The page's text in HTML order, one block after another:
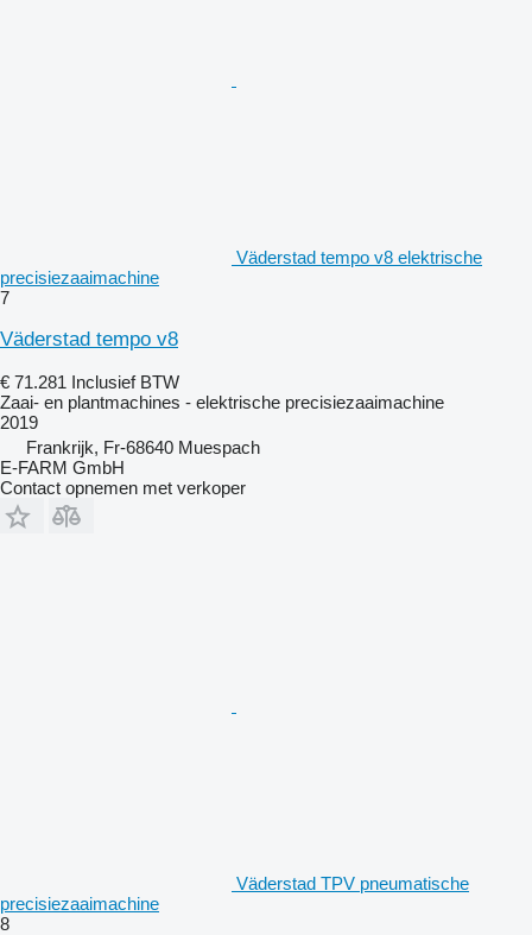
Väderstad tempo v8 elektrische
precisiezaaimachine
7
Väderstad tempo v8
€ 71.281 Inclusief BTW
Zaai- en plantmachines - elektrische precisiezaaimachine
2019
Frankrijk, Fr-68640 Muespach
E-FARM GmbH
Contact opnemen met verkoper
Väderstad TPV pneumatische
precisiezaaimachine
8